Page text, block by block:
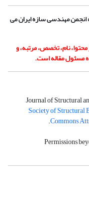
انجمن مهندسی سازه ایران می
نام، تخصص، مرتبه، و
مسئول مقاله است.
Journal of Structural
Society of Structural
Commons
.
Permissions